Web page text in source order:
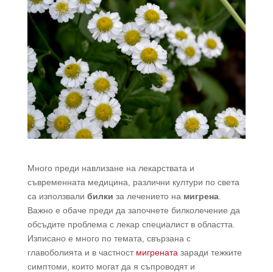
Много преди навлизане на лекарствата и
съвременната медицина, различни култури по света
са използвали билки за лечението на мигрена.
Важно е обаче преди да започнете билколечение да
обсъдите проблема с лекар специалист в областта.
Изписано е много по темата, свързана с
главоболията и в частност мигрената заради тежките
симптоми, които могат да я съпроводят и